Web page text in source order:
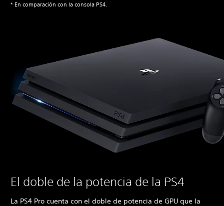
* En comparación con la consola PS4.
El doble de la potencia de la PS4
La PS4 Pro cuenta con el doble de potencia de GPU que la